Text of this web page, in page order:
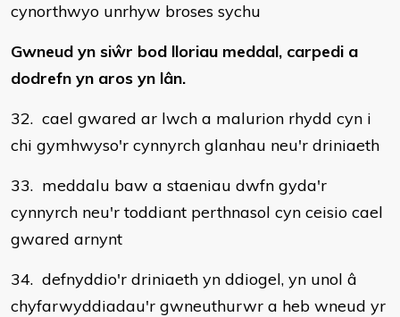
cynorthwyo unrhyw broses sychu
Gwneud yn siŵr bod lloriau meddal, carpedi a
dodrefn yn aros yn lân.
32. cael gwared ar lwch a malurion rhydd cyn i
chi gymhwyso'r cynnyrch glanhau neu'r driniaeth
33. meddalu baw a staeniau dwfn gyda'r
cynnyrch neu'r toddiant perthnasol cyn ceisio cael
gwared arnynt
34. defnyddio'r driniaeth yn ddiogel, yn unol â
chyfarwyddiadau'r gwneuthurwr a heb wneud yr